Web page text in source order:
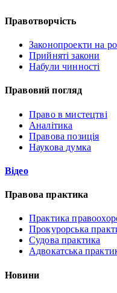
Правотворчість
Законопроекти на
Прийняті закони
Набули чинності
Правовий погляд
Право в мистецтві
Аналітика
Правова позиція
Наукова думка
Відео
Правова практика
Практика
Прокурорська
Судова практика
Адвокатська
Новини